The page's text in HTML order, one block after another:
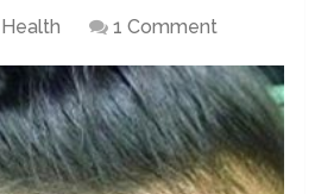
Health 1 Comment